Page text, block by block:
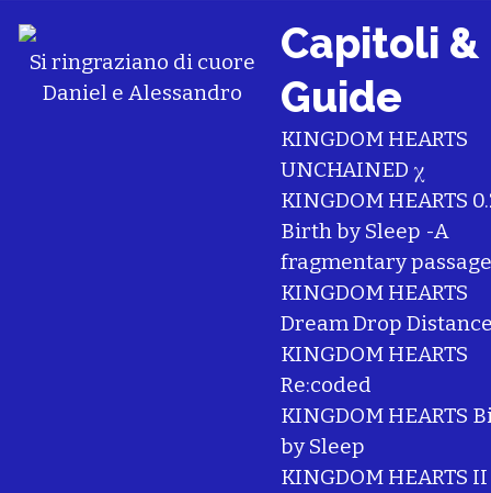
Si ringraziano di cuore
Daniel e Alessandro
Capitoli &
Guide
KINGDOM HEARTS
UNCHAINED χ
KINGDOM HEARTS
Birth by Sleep -A
fragmentary
KINGDOM HEARTS
Dream Drop
KINGDOM HEARTS
Re:coded
KINGDOM HEARTS
by Sleep
KINGDOM HEARTS II